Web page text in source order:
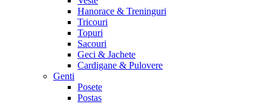
Hanorace & Treninguri
Tricouri
Topuri
Sacouri
Geci & Jachete
Cardigane & Pulovere
Genti
Posete
Postas